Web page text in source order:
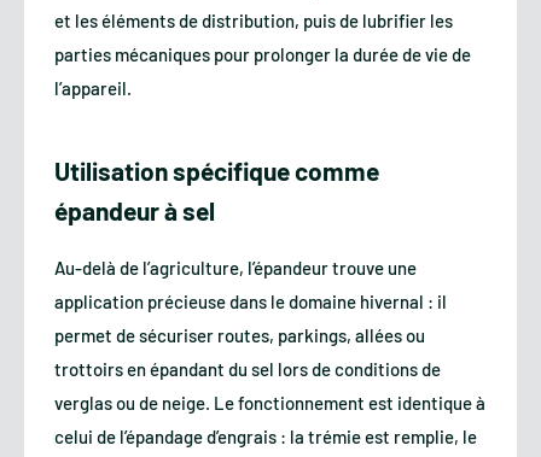
et les éléments de distribution, puis de lubrifier les
parties mécaniques pour prolonger la durée de vie de
l’appareil.
Utilisation spécifique comme
épandeur à sel
Au-delà de l’agriculture, l’épandeur trouve une
application précieuse dans le domaine hivernal : il
permet de sécuriser routes, parkings, allées ou
trottoirs en épandant du sel lors de conditions de
verglas ou de neige. Le fonctionnement est identique à
celui de l’épandage d’engrais : la trémie est remplie, le